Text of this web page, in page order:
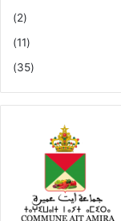
(2)
(11)
(35)